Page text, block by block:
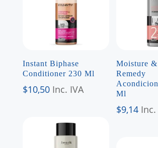
Instant Biphase
Conditioner 230 Ml
$10,50 Inc. IVA
Moisture
Remedy
Ml
$9,14 Inc.